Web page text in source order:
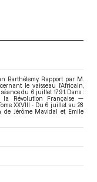
Barthélemy. Rapport par M.
le vaisseau l'Africain,
du 6 juillet 1791. Dans :
la Révolution Française —
XXVIII - Du 6 juillet au 28
de Jérôme Mavidal et Emile